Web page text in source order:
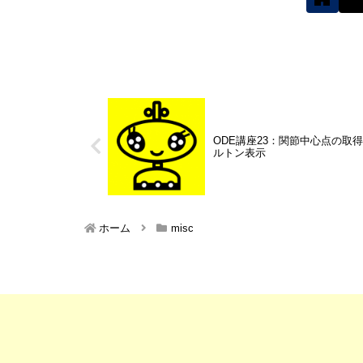
ODE講座23：関節中心点の取
ルトン表示
ホーム misc